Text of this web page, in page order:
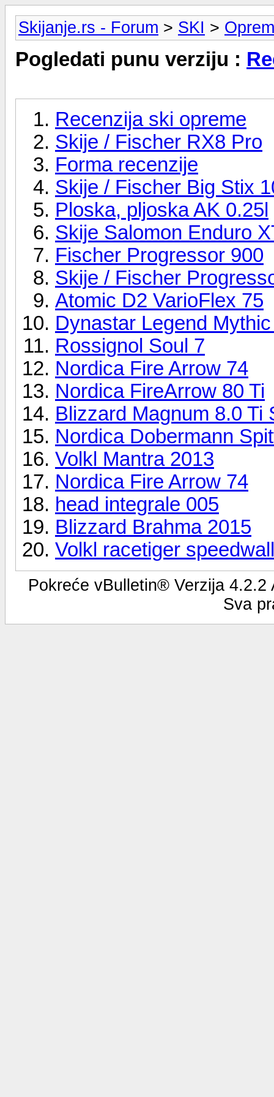
Skijanje.rs - Forum > SKI >
Pogledati punu verziju :
Recenzija ski opreme
Skije / Fischer RX8 Pro
Forma recenzije
Skije / Fischer Big Stix
Ploska, pljoska AK 0.25l
Skije Salomon Enduro
Fischer Progressor 900
Skije / Fischer
Atomic D2 VarioFlex 75
Dynastar Legend
Rossignol Soul 7
Nordica Fire Arrow 74
Nordica FireArrow 80 Ti
Blizzard Magnum 8.0 Ti
Nordica Dobermann
Volkl Mantra 2013
Nordica Fire Arrow 74
head integrale 005
Blizzard Brahma 2015
Volkl racetiger
Pokreće vBulletin® Verzija
Sva